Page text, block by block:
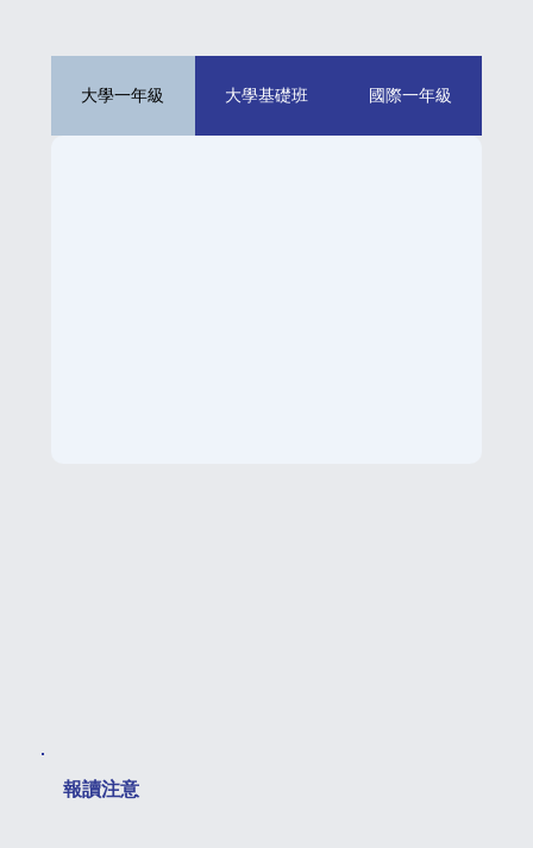
大學一年級 大學基礎班 國際一年級
​報讀注意